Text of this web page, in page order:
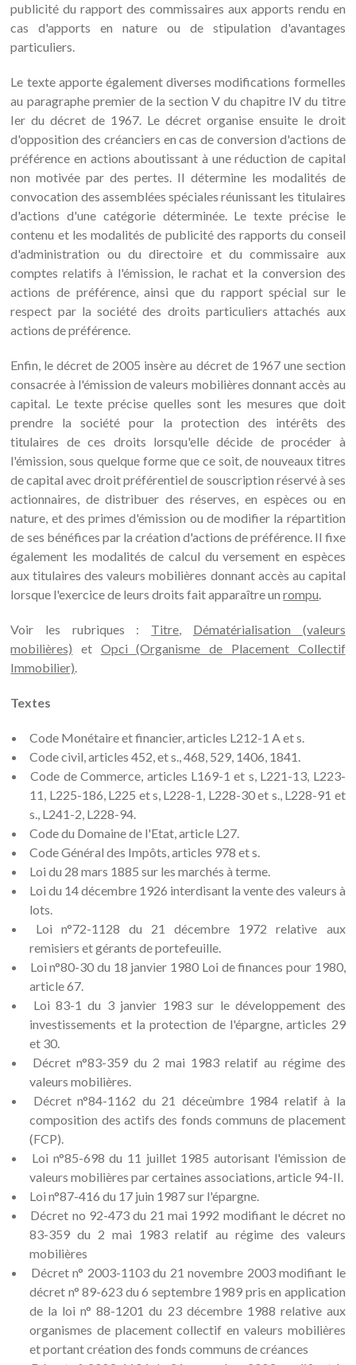
publicité du rapport des commissaires aux apports rendu en
cas d'apports en nature ou de stipulation d'avantages
particuliers.
Le texte apporte également diverses modifications formelles
au paragraphe premier de la section V du chapitre IV du titre
Ier du décret de 1967. Le décret organise ensuite le droit
d'opposition des créanciers en cas de conversion d'actions de
préférence en actions aboutissant à une réduction de capital
non motivée par des pertes. Il détermine les modalités de
convocation des assemblées spéciales réunissant les titulaires
d'actions d'une catégorie déterminée. Le texte précise le
contenu et les modalités de publicité des rapports du conseil
d'administration ou du directoire et du commissaire aux
comptes relatifs à l'émission, le rachat et la conversion des
actions de préférence, ainsi que du rapport spécial sur le
respect par la société des droits particuliers attachés aux
actions de préférence.
Enfin, le décret de 2005 insère au décret de 1967 une section
consacrée à l'émission de valeurs mobilières donnant accès au
capital. Le texte précise quelles sont les mesures que doit
prendre la société pour la protection des intérêts des
titulaires de ces droits lorsqu'elle décide de procéder à
l'émission, sous quelque forme que ce soit, de nouveaux titres
de capital avec droit préférentiel de souscription réservé à ses
actionnaires, de distribuer des réserves, en espèces ou en
nature, et des primes d'émission ou de modifier la répartition
de ses bénéfices par la création d'actions de préférence. Il fixe
également les modalités de calcul du versement en espèces
aux titulaires des valeurs mobilières donnant accès au capital
lorsque l'exercice de leurs droits fait apparaître unrompu.
Voir les rubriques : Titre, Dématérialisation (valeurs
mobilières) et Opci (Organisme de Placement Collectif
Immobilier).
Textes
Code Monétaire et financier, articles L212-1 A et s.
Code civil, articles 452, et s., 468, 529, 1406, 1841.
Code de Commerce, articles L169-1 et s, L221-13, L223-
11, L225-186, L225 et s, L228-1, L228-30 et s., L228-91 et
s., L241-2, L228-94.
Code du Domaine de l'Etat, article L27.
Code Général des Impôts, articles 978 et s.
Loi du 28 mars 1885 sur les marchés à terme.
Loi du 14 décembre 1926 interdisant la vente des valeurs à
lots.
Loi n°72-1128 du 21 décembre 1972 relative aux
remisiers et gérants de portefeuille.
Loi n°80-30 du 18 janvier 1980 Loi de finances pour 1980,
article 67.
Loi 83-1 du 3 janvier 1983 sur le développement des
investissements et la protection de l'épargne, articles 29
et 30.
Décret n°83-359 du 2 mai 1983 relatif au régime des
valeurs mobilières.
Décret n°84-1162 du 21 déceùmbre 1984 relatif à la
composition des actifs des fonds communs de placement
(FCP).
Loi n°85-698 du 11 juillet 1985 autorisant l'émission de
valeurs mobilières par certaines associations, article 94-II.
Loi n°87-416 du 17 juin 1987 sur l'épargne.
Décret no 92-473 du 21 mai 1992 modifiant le décret no
83-359 du 2 mai 1983 relatif au régime des valeurs
mobilières
Décret n° 2003-1103 du 21 novembre 2003 modifiant le
décret n° 89-623 du 6 septembre 1989 pris en application
de la loi n° 88-1201 du 23 décembre 1988 relative aux
organismes de placement collectif en valeurs mobilières
et portant création des fonds communs de créances